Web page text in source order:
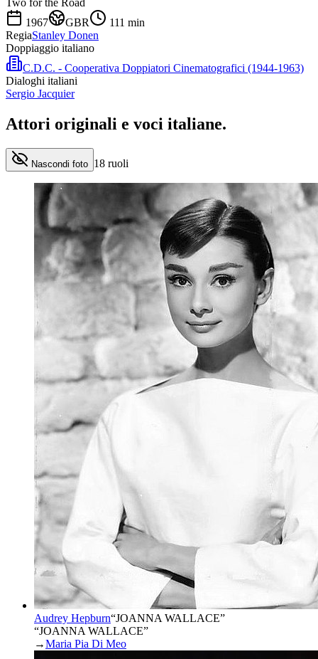
1967
GBR 111 min
RegiaStanley Donen
Doppiaggio italiano
C.D.C. - Cooperativa Doppiatori Cinematografici (1944-1963)
Dialoghi italiani
Sergio Jacquier
Attori originali e voci italiane.
Nascondi foto 18 ruoli
Audrey Hepburn“JOANNA WALLACE”
“JOANNA WALLACE”
→Maria Pia Di Meo